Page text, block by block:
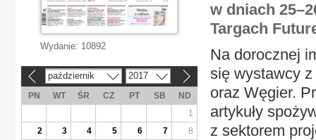
w dniach
Targach
Na dorocznej
się wystawcy
oraz Węgier.
artykuły
z sektorem
Wydanie: 10892
październik 2017
PN WT ŚR CZ PT SB
ND
1
2
3 4 5 6 7
8